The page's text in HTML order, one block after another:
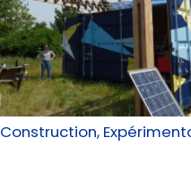
Construction,